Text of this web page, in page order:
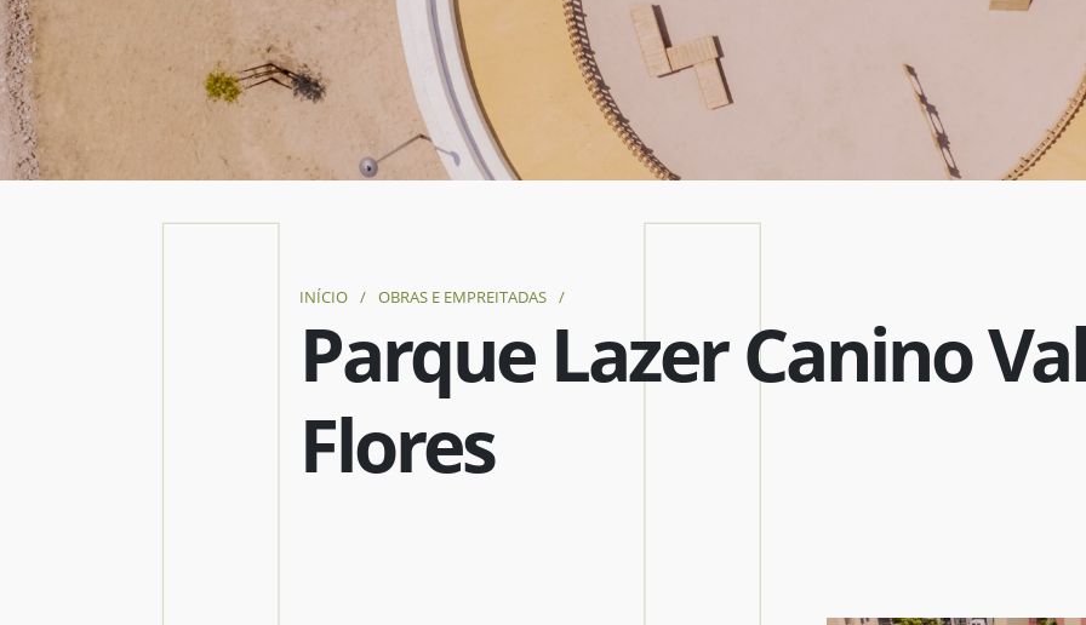
INÍCIO / OBRAS E EMPREITADAS /
Parque Lazer Canino
Flores